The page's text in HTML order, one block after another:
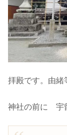
拝殿です。由
神社の前に 宇